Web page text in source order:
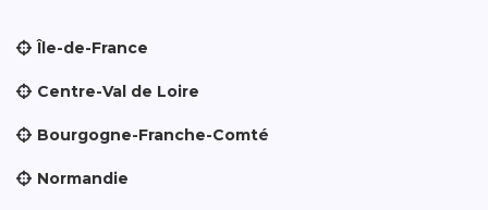
Île-de-France
Centre-Val de Loire
Bourgogne-Franche-Comté
Normandie